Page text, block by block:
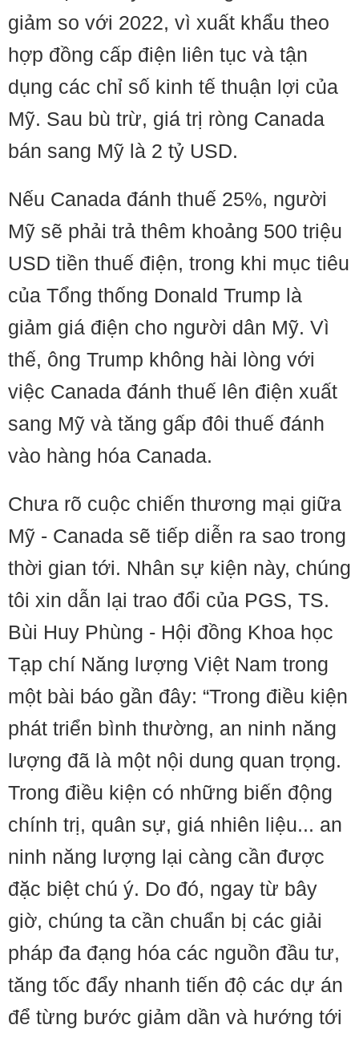
giảm so với 2022, vì xuất khẩu theo
hợp đồng cấp điện liên tục và tận
dụng các chỉ số kinh tế thuận lợi của
Mỹ. Sau bù trừ, giá trị ròng Canada
bán sang Mỹ là 2 tỷ USD.
Nếu Canada đánh thuế 25%, người
Mỹ sẽ phải trả thêm khoảng 500 triệu
USD tiền thuế điện, trong khi mục tiêu
của Tổng thống Donald Trump là
giảm giá điện cho người dân Mỹ. Vì
thế, ông Trump không hài lòng với
việc Canada đánh thuế lên điện xuất
sang Mỹ và tăng gấp đôi thuế đánh
vào hàng hóa Canada.
Chưa rõ cuộc chiến thương mại giữa
Mỹ - Canada sẽ tiếp diễn ra sao trong
thời gian tới. Nhân sự kiện này, chúng
tôi xin dẫn lại trao đổi của PGS, TS.
Bùi Huy Phùng - Hội đồng Khoa học
Tạp chí Năng lượng Việt Nam trong
một bài báo gần đây: “Trong điều kiện
phát triển bình thường, an ninh năng
lượng đã là một nội dung quan trọng.
Trong điều kiện có những biến động
chính trị, quân sự, giá nhiên liệu... an
ninh năng lượng lại càng cần được
đặc biệt chú ý. Do đó, ngay từ bây
giờ, chúng ta cần chuẩn bị các giải
pháp đa đạng hóa các nguồn đầu tư,
tăng tốc đẩy nhanh tiến độ các dự án
để từng bước giảm dần và hướng tới